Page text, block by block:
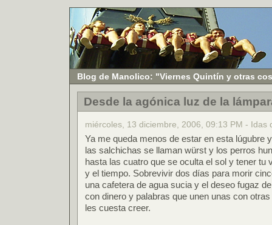
Blog de Manolico: "Viernes Quintín y otras
Desde la agónica luz de la
miércoles, 13 diciembre, 2006, 09:13 PM - Idas
Ya me queda menos de estar en esta lúgubre
las salchichas se llaman würst y los perros
hasta las cuatro que se oculta el sol y tener tu
y el tiempo. Sobrevivir dos días para morir
una cafetera de agua sucia y el deseo fugaz
con dinero y palabras que unen unas con
les cuesta creer.